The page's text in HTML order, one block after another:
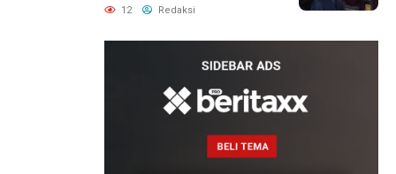
Pemanggilan Ulang BPR
12 Redaksi